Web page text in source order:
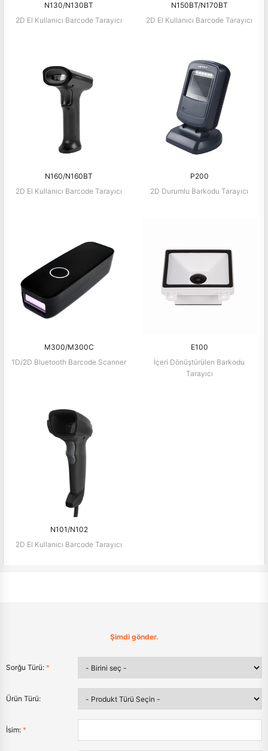
N130/N130BT
2D El Kullanıcı Barcode Tarayıcı
N150BT/N170BT
2D El Kullanıcı Barcode Tarayıcı
N160/N160BT
2D El Kullanıcı Barcode Tarayıcı
P200
2D Durumlu Barkodu Tarayıcı
M300/M300C
1D/2D Bluetooth Barcode Scanner
E100
İçeri Dönüştürülen Barkodu
Tarayıcı
N101/N102
2D El Kullanıcı Barcode Tarayıcı
Şimdi gönder.
Sorğu Türü: *
Ürün Türü:
İsim: *